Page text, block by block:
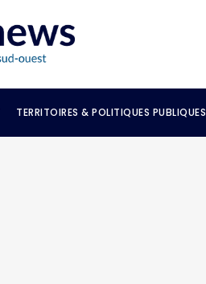
TERRITOIRES & POLITIQUES PUBLIQUES